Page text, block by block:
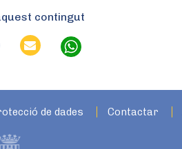
contingut
de dades Contactar